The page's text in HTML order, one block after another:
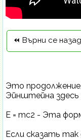
⏪ Върни се назад
Это
Эйнштейна
E = mc2 - Эта
Если сказать